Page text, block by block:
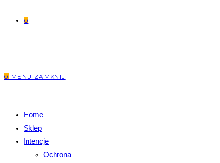
0
0 MENU ZAMKNIJ
Home
Sklep
Intencje
Ochrona